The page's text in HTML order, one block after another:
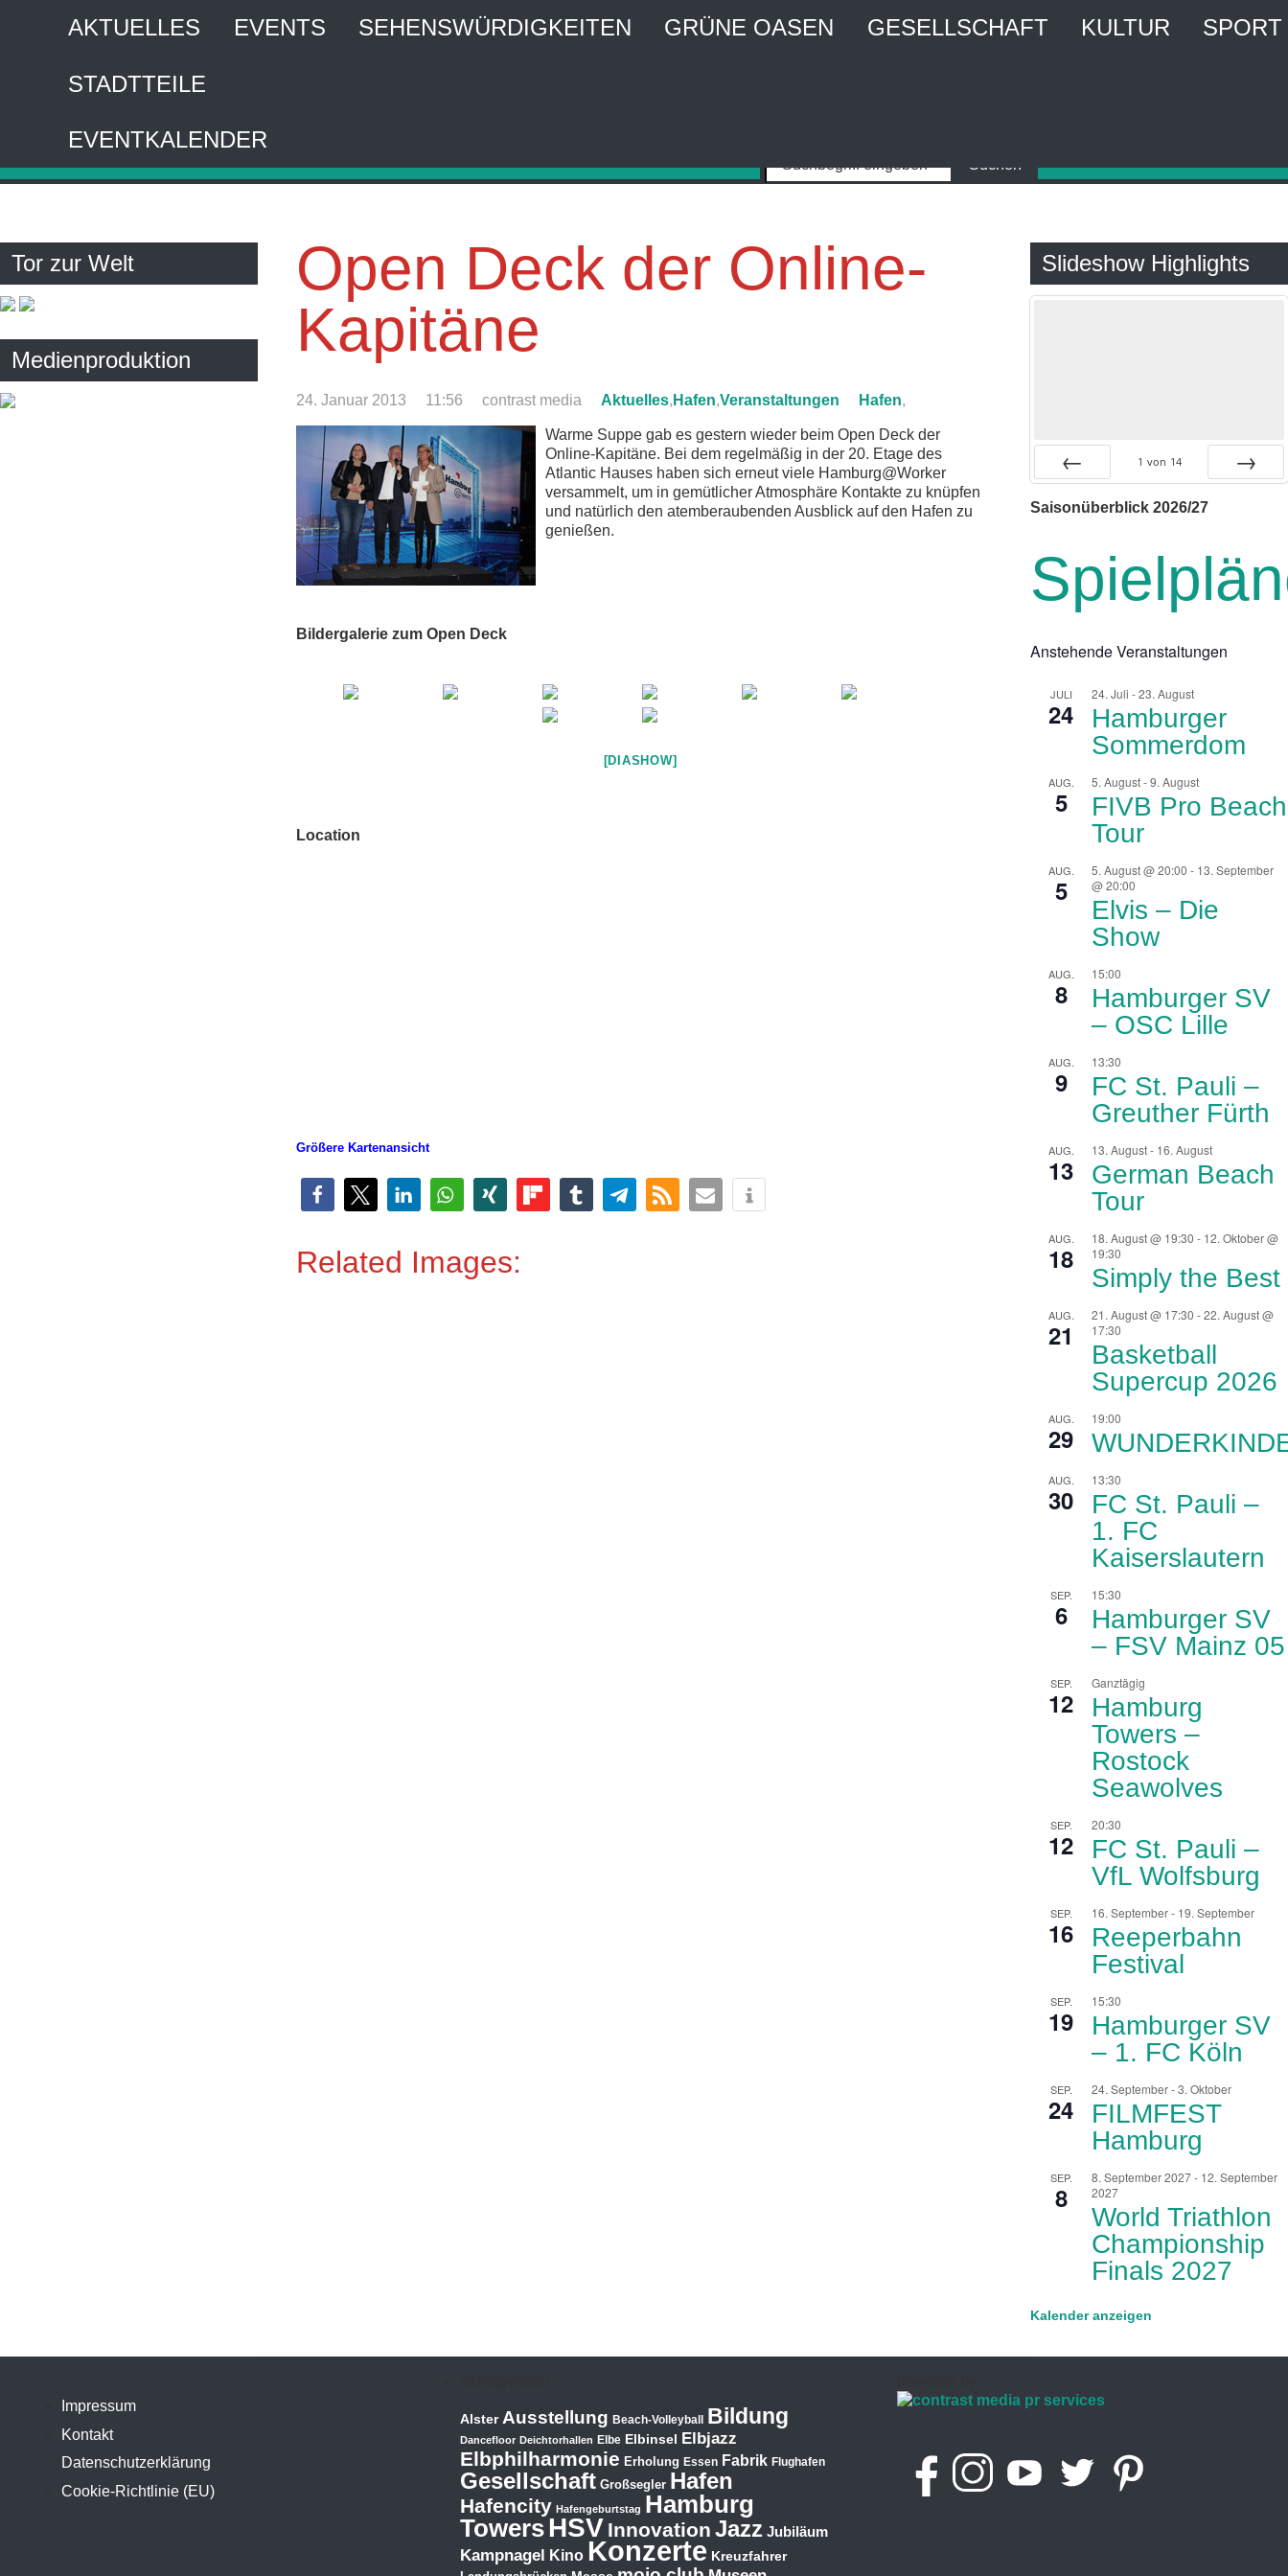
AKTUELLES EVENTS SEHENSWÜRDIGKEITEN GRÜNE OASEN GESELLSCHAFT KULTUR SPORT
STADTTEILE
EVENTKALENDER
Open Deck der Online-
Kapitäne
24. Januar 2013 11:56 contrast media Aktuelles, Hafen,Veranstaltungen Hafen,
Warme Suppe gab es gestern wieder beim Open Deck der
Online-Kapitäne. Bei dem regelmäßig in der 20. Etage des
Atlantic Hauses haben sich erneut viele Hamburg@Worker
versammelt, um in gemütlicher Atmosphäre Kontakte zu knüpfen
und natürlich den atemberaubenden Ausblick auf den Hafen zu
genießen.
Bildergalerie zum Open Deck
[DIASHOW]
Location
Größere Kartenansicht
Related Images:
Tor zur Welt
Medienproduktion
Slideshow Highlights
1 von 14
Saisonüberblick 2026/27
Anstehende Veranstaltungen
JULI
24
24. Juli -23. August
Hamburger
Sommerdom
AUG.
5
5. August-9. August
FIVB Pro Beach
Tour
AUG.
5
5. August @ 20:00 - 13. September
@ 20:00
Elvis – Die
Show
AUG.
8
15:00
Hamburger SV
– OSC Lille
AUG.
9
13:30
FC St. Pauli –
Greuther Fürth
AUG.
13
13. August- 16. August
German Beach
Tour
AUG.
18
18. August @ 19:30 - 12. Oktober @
19:30
Simply the Best
AUG.
21
21. August @ 17:30 -22. August @
17:30
Basketball
Supercup 2026
AUG.
29
19:00
AUG.
30
13:30
FC St. Pauli –
1. FC
Kaiserslautern
SEP.
6
15:30
Hamburger SV
– FSV Mainz 05
SEP.
12
Ganztägig
Hamburg
Towers –
Rostock
Seawolves
SEP.
12
20:30
FC St. Pauli –
VfL Wolfsburg
SEP.
16
16. September- 19. September
Reeperbahn
Festival
SEP.
19
15:30
Hamburger SV
– 1. FC Köln
SEP.
24
24. September-3. Oktober
FILMFEST
Hamburg
SEP.
8
8. September 2027- 12. September
2027
World Triathlon
Championship
Finals 2027
Kalender anzeigen
Impressum
Kontakt
Datenschutzerklärung
Cookie-Richtlinie (EU)
Alster Ausstellung Beach-Volleyball Bildung
Dancefloor Deichtorhallen Elbe Elbinsel Elbjazz
Elbphilharmonie Erholung Essen Fabrik Flughafen
Gesellschaft Großsegler Hafen
Hafencity Hafengeburtstag Hamburg
TowersHSV Innovation Jazz Jubiläum
Kampnagel Kino Konzerte Kreuzfahrer